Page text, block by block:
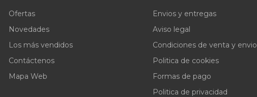
Ofertas
Novedades
Los más vendidos
Contáctenos
Mapa Web
Envios y entregas
Aviso legal
Condiciones de venta y envio
Politica de cookies
Formas de pago
Politica de privacidad